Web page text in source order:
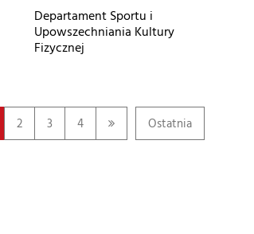
Departament Sportu i
Upowszechniania Kultury
Fizycznej
2 3 4 Ostatnia